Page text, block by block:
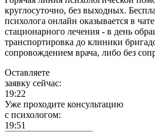
круглосуточно, без выходных.
психолога онлайн оказывается в
стационарного лечения - в день
транспортировка до клиники
сопровождением врача, либо без
Оставляете
заявку сейчас:
19:22
Уже проходите консультацию
c психологом:
19:51